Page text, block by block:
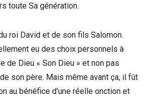
toute Sa génération.
roi David et de son fils Salomon.
eu des choix personnels à
de Dieu « Son Dieu » et non pas
son père. Mais même avant ça, il fût
au bénéfice d’une réelle onction et